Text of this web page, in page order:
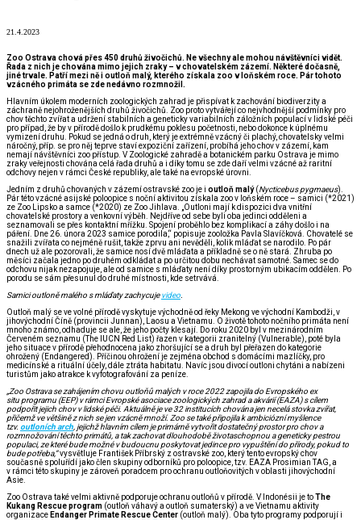
21.4.2023
Zoo Ostrava chová přes 450 druhů živočichů. Ne všechny ale mohou návštěvníci vidět.
Řada z nich je chována mimo jejich zraky – v chovatelském zázemí. Některé dočasně,
jiné trvale. Patří mezi ně i outloň malý, kterého získala zoo v loňském roce. Pár tohoto
vzácného primáta se zde nedávno rozmnožil.
Hlavním úkolem moderních zoologických zahrad je přispívat k zachování biodiverzity a
záchraně nejohroženějších druhů živočichů. Zoo proto vytvářejí co nejvhodnější podmínky pro
chov těchto zvířat a udržení stabilních a geneticky variabilních záložních populací v lidské péči
pro případ, že by v přírodě došlo k prudkému poklesu početnosti, nebo dokonce k úplnému
vymizení druhu. Pokud se jedná o druh, který je extrémně vzácný či plachý, chovatelsky velmi
náročný, příp. se pro něj teprve staví expoziční zařízení, probíhá jeho chov v zázemí, kam
nemají návštěvníci zoo přístup. V Zoologické zahradě a botanickém parku Ostrava je mimo
zraky veřejnosti chována celá řada druhů a i díky tomu se zde daří velmi vzácné až raritní
odchovy nejen v rámci České republiky, ale také na evropské úrovni.
Jedním z druhů chovaných v zázemí ostravské zoo je i outloň malý(Nycticebus pygmaeus).
Pár této vzácné asijské poloopice s noční aktivitou získala zoo v loňském roce – samici (*2021)
ze Zoo Lipsko a samce (*2020) ze Zoo Jihlava. „Outloni mají k dispozici dva vnitřní
chovatelské prostory a venkovní výběh. Nejdříve od sebe byli oba jedinci odděleni a
seznamovali se přes kontaktní mřížku. Spojení proběhlo bez komplikací a záhy došlo i na
páření. Dne 26. února 2023 samice porodila,“ popisuje zooložka Pavla Slavíčková. Chovatelé se
snažili zvířata co nejméně rušit, takže zprvu ani nevěděli, kolik mláďat se narodilo. Po pár
dnech už ale pozorovali, že samice nosí dvě mláďata a příkladně se o ně stará. Zhruba po
měsíci začala jedno po druhém odkládat a po určitou dobu nechávat samotné. Samec se do
odchovu nijak nezapojuje, ale od samice s mláďaty není díky prostorným ubikacím oddělen. Po
porodu se sám přesunul do druhé místnosti, kde setrvává.
Samici outloně malého s mláďaty zachycujevideo.
Outloň malý se ve volné přírodě vyskytuje východně od řeky Mekong ve východní Kambodži, v
jihovýchodní Číně (provincii Junnan), Laosu a Vietnamu. O životě tohoto nočního primáta není
mnoho známo, odhaduje se ale, že jeho počty klesají. Do roku 2020 byl v mezinárodním
Červeném seznamu (The IUCN Red List) řazen v kategorii zranitelný (Vulnerable), poté byla
jeho situace v přírodě přehodnocena jako zhoršující se a druh byl přeřazen do kategorie
ohrožený (Endangered). Příčinou ohrožení je zejména obchod s domácími mazlíčky, pro
medicínské a rituální účely, dále ztráta habitatu. Navíc jsou divocí outloni chytáni a nabízeni
turistům jako atrakce k vyfotografování za peníze.
„Zoo Ostrava se zahájením chovu outloňů malých v roce 2022 zapojila do Evropského ex
situ programu (EEP) v rámci Evropské asociace zoologických zahrad a akvárií (EAZA) s cílem
podpořit jejich chov v lidské péči. Aktuálně je ve 32 institucích chována jen necelá stovka zvířat,
přičemž ve většině z nich se jen vzácně množí. Zoo se také připojila k ambiciózní myšlence
tzv. outloních arch, jejichž hlavním cílem je primárně vytvořit dostatečný prostor pro chov a
rozmnožování těchto primátů, a tak zachovat dlouhodobě životaschopnou a geneticky pestrou
populaci, ze které bude možné v budoucnu poskytovat jedince pro vypuštění do přírody, pokud to
bude potřeba,“vysvětluje František Příbrský z ostravské zoo, který tento evropský chov
současně spoluřídí jako člen skupiny odborníků pro poloopice, tzv. EAZA Prosimian TAG, a
v rámci této skupiny je zároveň poradcem pro ochranu outloňovitých v oblasti jihovýchodní
Asie.
Zoo Ostrava také velmi aktivně podporuje ochranu outloňů v přírodě. V Indonésii je toThe
Kukang Rescue program (outloň váhavý a outloň sumaterský) a ve Vietnamu aktivity
organizace Endanger Primate Rescue Center (outloň malý). Oba tyto programy podporují i